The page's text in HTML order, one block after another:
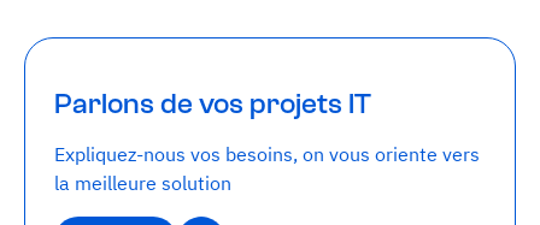
Parlons de vos projets IT
Expliquez-nous vos besoins, on vous oriente vers
la meilleure solution